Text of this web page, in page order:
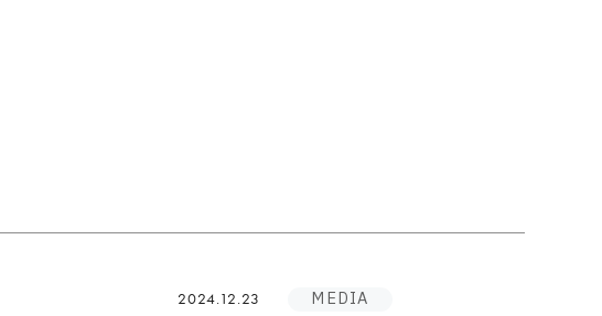
2024.12.23 MEDIA